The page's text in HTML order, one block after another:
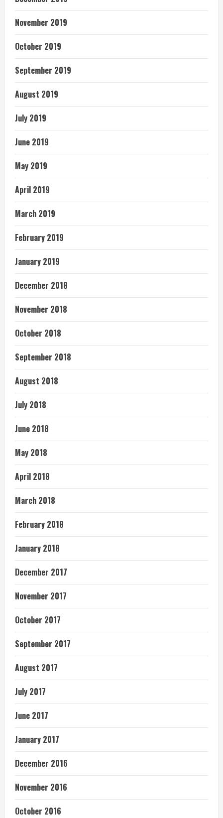
November 2019
October 2019
September 2019
August 2019
July 2019
June 2019
May 2019
April 2019
March 2019
February 2019
January 2019
December 2018
November 2018
October 2018
September 2018
August 2018
July 2018
June 2018
May 2018
April 2018
March 2018
February 2018
January 2018
December 2017
November 2017
October 2017
September 2017
August 2017
July 2017
June 2017
January 2017
December 2016
November 2016
October 2016